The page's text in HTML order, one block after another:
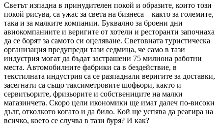
Светът изпадна в принудителен покой и образите, които този
покой рисува, са ужас за света на бизнеса – както за големите,
така и за малките компании. Буквално за броени дни
авиокомпаниите и веригите от хотели и ресторанти започнаха
да се борят за самото си оцеляване. Световната туристическа
организация предупреди тази седмица, че само в тази
индустрия могат да бъдат застрашени 75 милиона работни
места. Автомобилните фабрики са в бездействие, в
текстилната индустрия са се разпаднали веригите за доставки,
засегнати са също таксиметровите шофьори, както и
сервитьорите, фризьорите и собствениците на малки
магазинчета. Скоро цели икономики ще имат далеч по-високи
дълг, отколкото когато и да било. Кой ще успява да реагира на
всичко, което се случва в тази буря? И как?